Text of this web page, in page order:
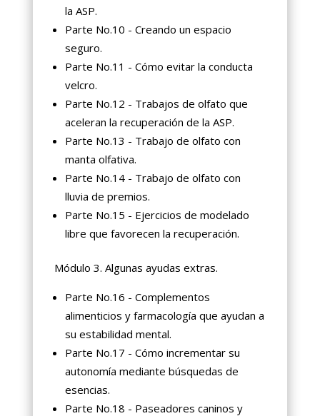
la ASP.
Parte No.10 - Creando un espacio
seguro.
Parte No.11 - Cómo evitar la conducta
velcro.
Parte No.12 - Trabajos de olfato que
aceleran la recuperación de la ASP.
Parte No.13 - Trabajo de olfato con
manta olfativa.
Parte No.14 - Trabajo de olfato con
lluvia de premios.
Parte No.15 - Ejercicios de modelado
libre que favorecen la recuperación.
Módulo 3. Algunas ayudas extras.
Parte No.16 - Complementos
alimenticios y farmacología que ayudan a
su estabilidad mental.
Parte No.17 - Cómo incrementar su
autonomía mediante búsquedas de
esencias.
Parte No.18 - Paseadores caninos y